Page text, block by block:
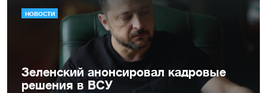
НОВОСТИ
Зеленский анонсировал кадровые
решения в ВСУ